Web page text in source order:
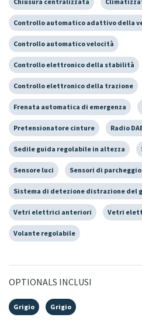
Controllo automatico adattivo della
Controllo automatico velocità
Controllo elettronico della stabilità
Controllo elettronico della trazione
Frenata automatica di emergenza
Pretensionatore cinture Radio
Sedile guida regolabile in altezza
Sensore luci Sensori di
Sistema di detezione distrazione del
Vetri elettrici anteriori Vetri
Volante regolabile
OPTIONALS INCLUSI
Grigio Grigio